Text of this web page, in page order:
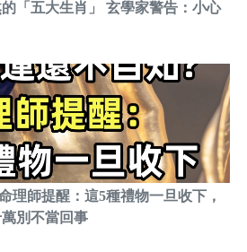
「五大生肖」 玄學家警告：小心
理師提醒：這5種禮物一旦收下，
別不當回事